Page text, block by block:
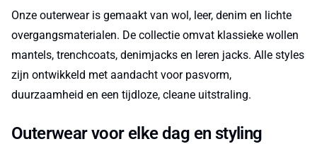
Onze outerwear is gemaakt van wol, leer, denim en lichte
overgangsmaterialen. De collectie omvat klassieke wollen
mantels, trenchcoats, denimjacks en leren jacks. Alle styles
zijn ontwikkeld met aandacht voor pasvorm,
duurzaamheid en een tijdloze, cleane uitstraling.
Outerwear voor elke dag en styling